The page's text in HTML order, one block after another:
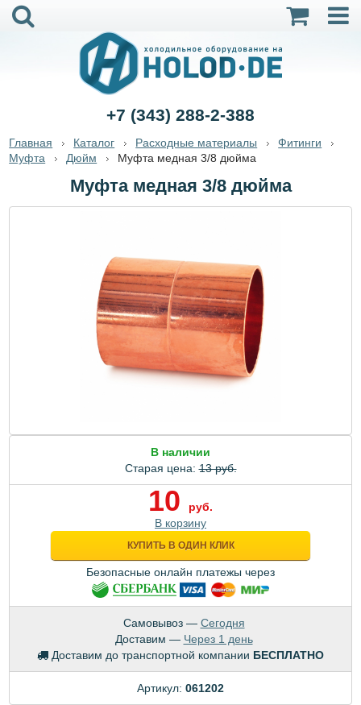
+7 (343) 288-2-388
Главная Каталог Расходные материалы
Фитинги
Муфта
Дюйм Муфта медная 3/8 дюйма
Муфта медная 3/8 дюйма
В наличии
Старая цена:13 руб.
10
руб.
В корзину
КУПИТЬ В ОДИН КЛИК
Безопасные онлайн платежы через
Самовывоз — Сегодня
Доставим — Через 1 день
Доставим до транспортной компании БЕСПЛАТНО
Артикул: 061202